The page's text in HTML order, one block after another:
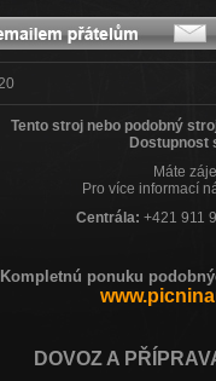
Tento stroj nebo podobný
Dostupnost
Máte
Pro více informací
Centrála: +421 911
Kompletnú ponuku
DOVOZ A